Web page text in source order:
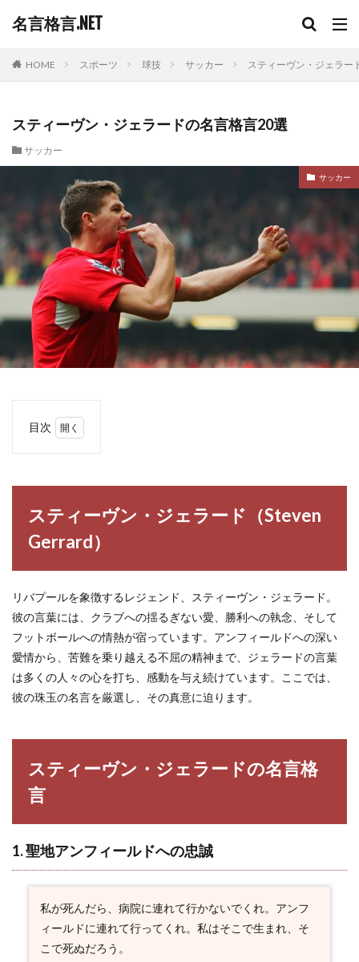
名言格言.NET
HOME スポーツ 球技 サッカー スティーヴン・ジェラー
スティーヴン・ジェラードの名言格言20選
サッカー
サッカー
目次
（Steven
Gerrard）
2
ヴ
ン・
ジェ
ラー
ドの
名言
格言
2.1
ィー
ルド
への
忠誠
2. リ
愛と
2.3
スティーヴン・ジェラード（Steven
Gerrard）
リバプールを象徴するレジェンド、スティーヴン・ジェラード。
彼の言葉には、クラブへの揺るぎない愛、勝利への執念、そして
フットボールへの情熱が宿っています。アンフィールドへの深い
愛情から、苦難を乗り越える不屈の精神まで、ジェラードの言葉
は多くの人々の心を打ち、感動を与え続けています。ここでは、
彼の珠玉の名言を厳選し、その真意に迫ります。
スティーヴン・ジェラードの名言格
言
1. 聖地アンフィールドへの忠誠
私が死んだら、病院に連れて行かないでくれ。アンフ
ィールドに連れて行ってくれ。私はそこで生まれ、そ
こで死ぬだろう。